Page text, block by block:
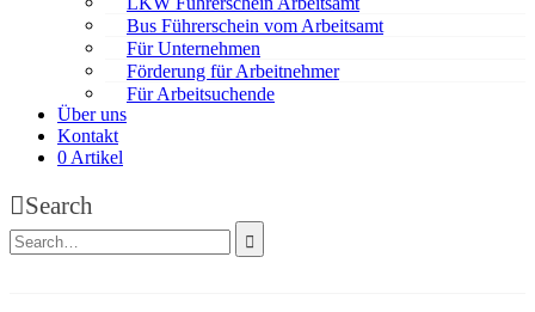
Bus Führerschein vom Arbeitsamt
Für Unternehmen
Förderung für Arbeitnehmer
Für Arbeitsuchende
Über uns
Kontakt
0 Artikel
Search